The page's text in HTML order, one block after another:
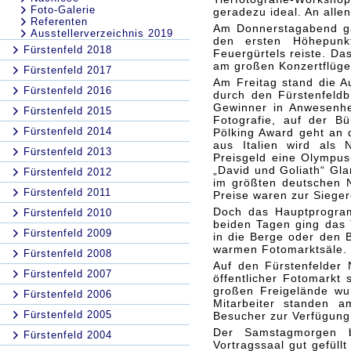
Foto-Galerie
Referenten
Ausstellerverzeichnis 2019
Fürstenfeld 2018
Fürstenfeld 2017
Fürstenfeld 2016
Fürstenfeld 2015
Fürstenfeld 2014
Fürstenfeld 2013
Fürstenfeld 2012
Fürstenfeld 2011
Fürstenfeld 2010
Fürstenfeld 2009
Fürstenfeld 2008
Fürstenfeld 2007
Fürstenfeld 2006
Fürstenfeld 2005
Fürstenfeld 2004
geradezu ideal. An
Am Donnerstagabend
den ersten
Feuergürtels reiste.
am großen
Am Freitag stand die
durch den
Gewinner in
Fotografie, auf der
Pölking Award geht an
aus Italien wird als
Preisgeld eine
„David und Goliath“
im größten deutschen
Preise waren zur
Doch das
beiden Tagen ging
in die Berge oder den
warmen Fotomarktsäle.
Auf den Fürstenfelder
öffentlicher Fotomarkt
großen Freigelände
Mitarbeiter standen
Besucher zur
Der
Vortragssaal gut